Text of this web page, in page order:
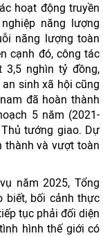
hoạt động truyền
năng lượng
năng lượng toàn
cạnh đó, công tác
3,5 nghìn tỷ đồng,
sinh xã hội cũng
đã hoàn thành
5 năm (2021-
tướng giao. Dự
thành và vượt toàn
năm 2025, Tổng
biết, bối cảnh thực
tục phải đối diện
hình thế giới có